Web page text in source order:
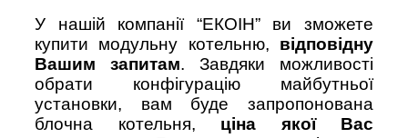
У нашій компанії “ЕКОІН” ви зможете
купити модульну котельню, відповідну
Вашим запитам. Завдяки можливості
обрати конфігурацію майбутньої
установки, вам буде запропонована
блочна котельня, ціна якої Вас